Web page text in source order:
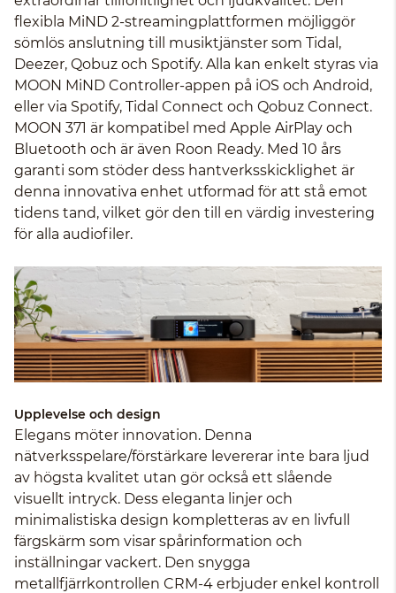
flexibla MiND 2-streamingplattformen möjliggör
sömlös anslutning till musiktjänster som Tidal,
Deezer, Qobuz och Spotify. Alla kan enkelt styras via
MOON MiND Controller-appen på iOS och Android,
eller via Spotify, Tidal Connect och Qobuz Connect.
MOON 371 är kompatibel med Apple AirPlay och
Bluetooth och är även Roon Ready. Med 10 års
garanti som stöder dess hantverksskicklighet är
denna innovativa enhet utformad för att stå emot
tidens tand, vilket gör den till en värdig investering
för alla audiofiler.
Upplevelse och design
Elegans möter innovation. Denna
nätverksspelare/förstärkare levererar inte bara ljud
av högsta kvalitet utan gör också ett slående
visuellt intryck. Dess eleganta linjer och
minimalistiska design kompletteras av en livfull
färgskärm som visar spårinformation och
inställningar vackert. Den snygga
metallfjärrkontrollen CRM-4 erbjuder enkel kontroll